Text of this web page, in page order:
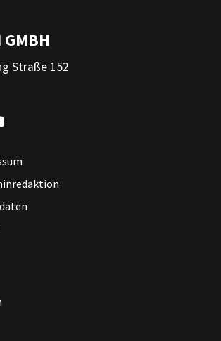
GMBH
Straße 152